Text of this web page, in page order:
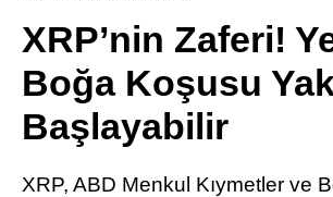
XRP’nin Zaferi!
Boğa Koşusu
Başlayabilir
XRP, ABD Menkul Kıymetler ve